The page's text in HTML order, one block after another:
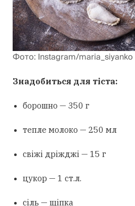
Фото: Іnstagram/maria_siyanko
Знадобиться для тіста:
борошно — 350 г
тепле молоко — 250 мл
свіжі дріжджі — 15 г
цукор — 1 ст.л.
сіль — щіпка